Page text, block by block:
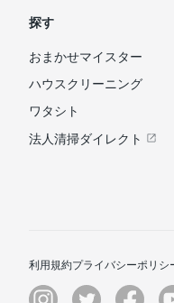
探す
おまかせマイスター
ハウスクリーニング
ワタシト
法人清掃ダイレクト
利用規約プライバシーポリシ